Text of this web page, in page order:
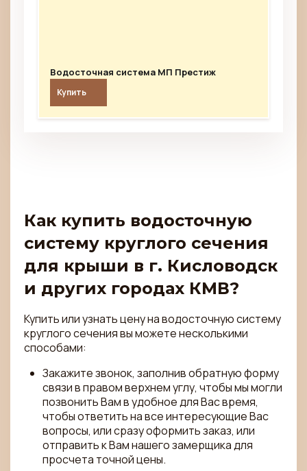
Водосточная система МП Престиж
Купить
Как купить водосточную
систему круглого сечения
для крыши в г. Кисловодск
и других городах КМВ?
Купить или узнать цену на водосточную систему
круглого сечения вы можете несколькими
способами:
Закажите звонок, заполнив обратную форму
связи в правом верхнем углу, чтобы мы могли
позвонить Вам в удобное для Вас время,
чтобы ответить на все интересующие Вас
вопросы, или сразу оформить заказ, или
отправить к Вам нашего замерщика для
просчета точной цены.